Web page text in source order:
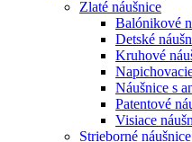
Zlaté náušnice
Balónikové
Detské
Kruhové
Náušnice s
Patentové
Visiace
Strieborné náušnice